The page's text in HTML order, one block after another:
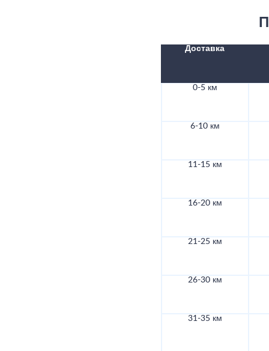
Доставка
0-5 км
6-10 км
11-15 км
16-20 км
21-25 км
26-30 км
31-35 км